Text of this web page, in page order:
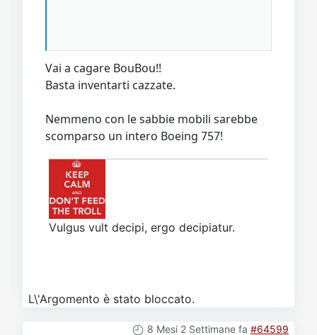
Vai a cagare BouBou!!
Basta inventarti cazzate.
Nemmeno con le sabbie mobili sarebbe
scomparso un intero Boeing 757!
Vulgus vult decipi, ergo decipiatur.
L\'Argomento è stato bloccato.
8 Mesi 2 Settimane fa #64599